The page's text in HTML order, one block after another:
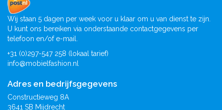
Wij staan 5 dagen per week voor u klaar om u van dienst te zijn.
U kunt ons bereiken via onderstaande contactgegevens per
telefoon en/of e-mail.
+31 (0)297-547 258 (lokaal tarief)
info@mobielfashion.nl
Adres en bedrijfsgegevens
Constructieweg 8A
3641 SB Mijdrecht